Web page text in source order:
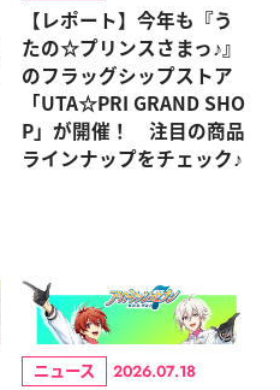
【レポート】今年も『う
たの☆プリンスさまっ♪』
のフラッグシップストア
「UTA☆PRI GRAND SHO
P」が開催！ 注目の商品
ラインナップをチェック♪
ニュース 2026.07.18